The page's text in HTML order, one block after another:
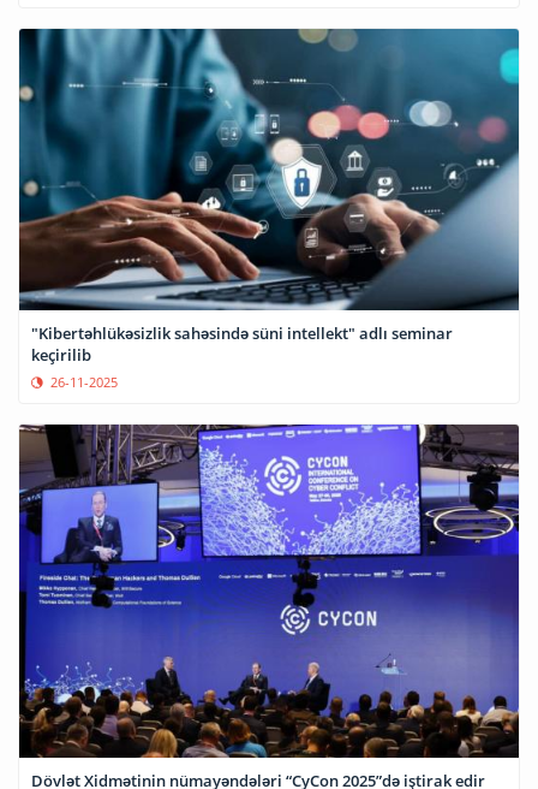
"Kibertəhlükəsizlik sahəsində süni intellekt" adlı seminar
keçirilib
26-11-2025
Dövlət Xidmətinin nümayəndələri “CyCon 2025”də iştirak edir